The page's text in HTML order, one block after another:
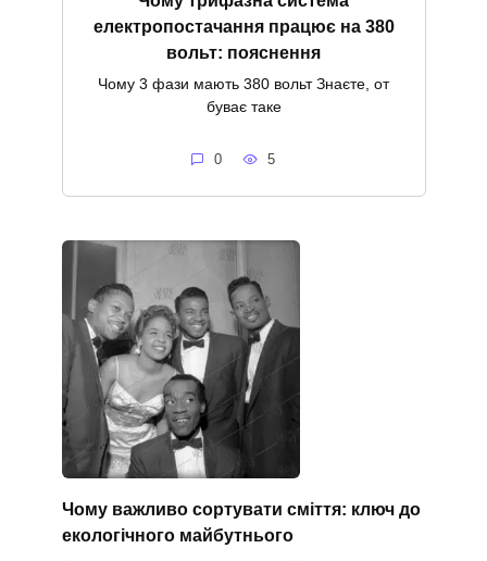
електропостачання працює на 380
вольт: пояснення
Чому 3 фази мають 380 вольт Знаєте, от
буває таке
0 5
Чому важливо сортувати сміття: ключ до
екологічного майбутнього